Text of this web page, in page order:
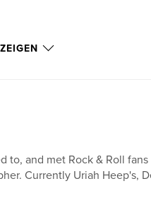
to, and met Rock & Roll
Currently Uriah Heep's,